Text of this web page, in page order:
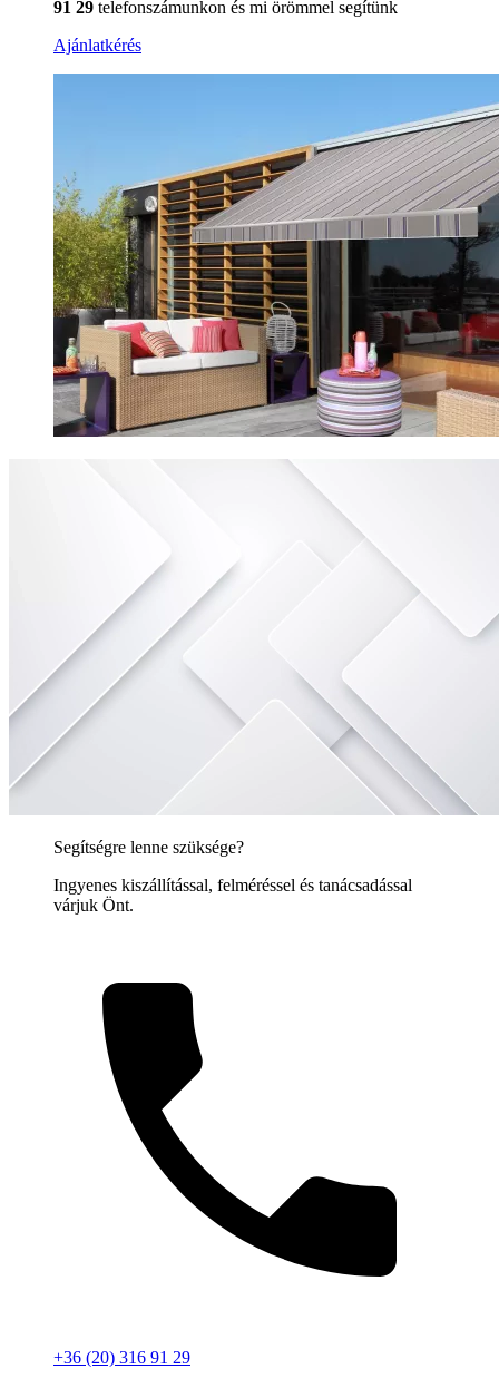
91 29 telefonszámunkon és mi örömmel segítünk
Ajánlatkérés
Segítségre lenne szüksége?
Ingyenes kiszállítással, felméréssel és tanácsadással
várjuk Önt.
+36 (20) 316 91 29